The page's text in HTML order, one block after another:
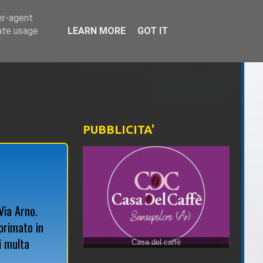
Arno.
in
multa
PUBBLICITA'
agent
usage
LEARN MORE GOT IT